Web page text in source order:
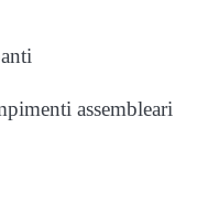
assembleari